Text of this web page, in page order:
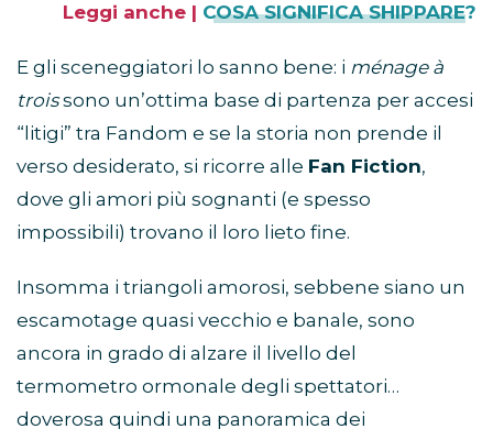
Leggi anche | COSA SIGNIFICA SHIPPARE?
E gli sceneggiatori lo sanno bene: i ménage à
troissono un’ottima base di partenza per accesi
“litigi” tra Fandom e se la storia non prende il
verso desiderato, si ricorre alle Fan Fiction,
dove gli amori più sognanti (e spesso
impossibili) trovano il loro lieto fine.
Insomma i triangoli amorosi, sebbene siano un
escamotage quasi vecchio e banale, sono
ancora in grado di alzare il livello del
termometro ormonale degli spettatori…
doverosa quindi una panoramica dei